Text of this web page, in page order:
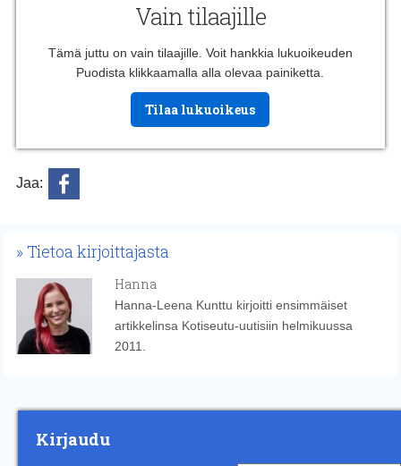
Vain tilaajille
Tämä juttu on vain tilaajille. Voit hankkia lukuoikeuden
Puodista klikkaamalla alla olevaa painiketta.
Tilaa lukuoikeus
Jaa:
Tietoa kirjoittajasta
Hanna
Hanna-Leena Kunttu kirjoitti ensimmäiset
artikkelinsa Kotiseutu-uutisiin helmikuussa
2011.
Kirjaudu